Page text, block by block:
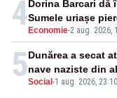
4 Economie-2 aug. 2026,
Dorina Barcari dă
Sumele uriașe
5Social -1 aug. 2026, 23:10
Dunărea a secat
nave naziste din